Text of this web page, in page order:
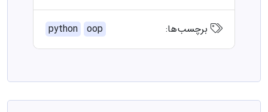
برچسب‌ها: python oop